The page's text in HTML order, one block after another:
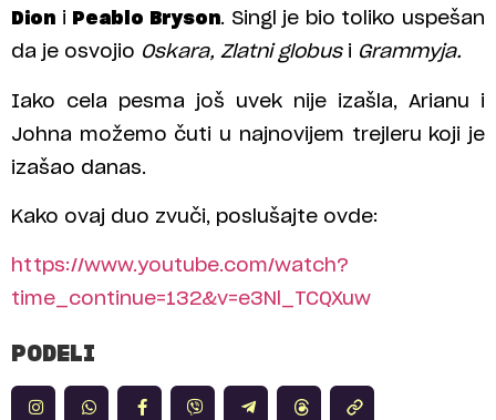
Dion i Peablo Bryson. Singl je bio toliko uspešan
da je osvojio Oskara, Zlatni globusi Grammyja.
Iako cela pesma još uvek nije izašla, Arianu i
Johna možemo čuti u najnovijem trejleru koji je
izašao danas.
Kako ovaj duo zvuči, poslušajte ovde:
https://www.youtube.com/watch?
time_continue=132&v=e3Nl_TCQXuw
PODELI